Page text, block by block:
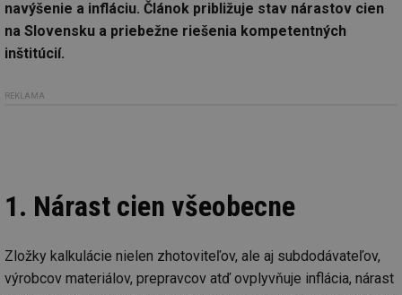
navýšenie a infláciu. Článok približuje stav nárastov cien
na Slovensku a priebežne riešenia kompetentných
inštitúcií.
REKLAMA
1. Nárast cien všeobecne
Zložky kalkulácie nielen zhotoviteľov, ale aj subdodávateľov,
výrobcov materiálov, prepravcov atď ovplyvňuje inflácia, nárast